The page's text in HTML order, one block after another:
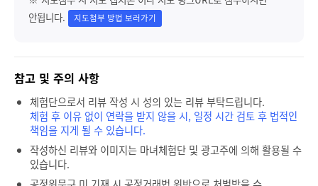
안됩니다.
지도첨부 방법 보러가기
참고 및 주의 사항
체험단으로서 리뷰 작성 시 성의 있는 리뷰 부탁드립니다.
체험 후 이유 없이 연락을 받지 않을 시, 일정 시간 검토 후 법적인
책임을 지게 될 수 있습니다.
작성하신 리뷰와 이미지는 마녀체험단 및 광고주에 의해 활용될 수
있습니다.